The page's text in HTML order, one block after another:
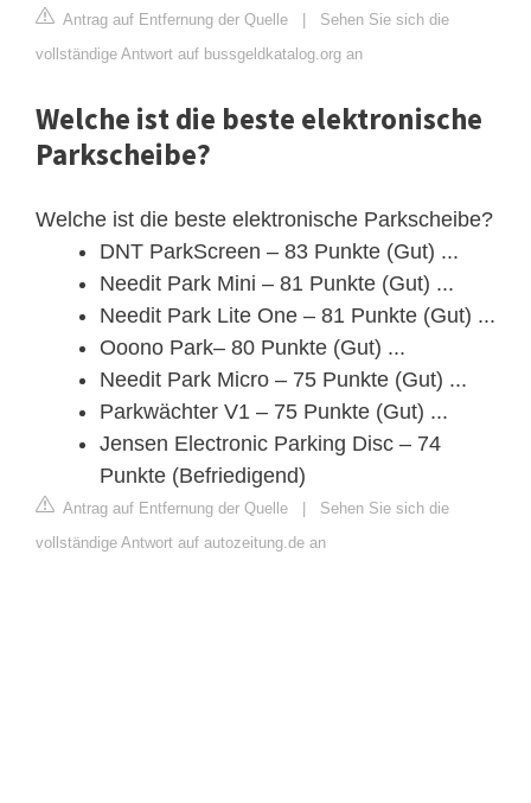
Antrag auf Entfernung der Quelle | Sehen Sie sich die
vollständige Antwort auf bussgeldkatalog.org an
Welche ist die beste elektronische
Parkscheibe?
Welche ist die beste elektronische Parkscheibe?
DNT ParkScreen – 83 Punkte (Gut) ...
Needit Park Mini – 81 Punkte (Gut) ...
Needit Park Lite One – 81 Punkte (Gut) ...
Ooono Park– 80 Punkte (Gut) ...
Needit Park Micro – 75 Punkte (Gut) ...
Parkwächter V1 – 75 Punkte (Gut) ...
Jensen Electronic Parking Disc – 74
Punkte (Befriedigend)
Antrag auf Entfernung der Quelle | Sehen Sie sich die
vollständige Antwort auf autozeitung.de an